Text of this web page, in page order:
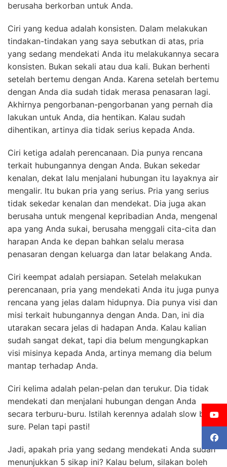
berusaha berkorban untuk Anda.
Ciri yang kedua adalah konsisten. Dalam melakukan
tindakan-tindakan yang saya sebutkan di atas, pria
yang sedang mendekati Anda itu melakukannya secara
konsisten. Bukan sekali atau dua kali. Bukan berhenti
setelah bertemu dengan Anda. Karena setelah bertemu
dengan Anda dia sudah tidak merasa penasaran lagi.
Akhirnya pengorbanan-pengorbanan yang pernah dia
lakukan untuk Anda, dia hentikan. Kalau sudah
dihentikan, artinya dia tidak serius kepada Anda.
Ciri ketiga adalah perencanaan. Dia punya rencana
terkait hubungannya dengan Anda. Bukan sekedar
kenalan, dekat lalu menjalani hubungan itu layaknya air
mengalir. Itu bukan pria yang serius. Pria yang serius
tidak sekedar kenalan dan mendekat. Dia juga akan
berusaha untuk mengenal kepribadian Anda, mengenal
apa yang Anda sukai, berusaha menggali cita-cita dan
harapan Anda ke depan bahkan selalu merasa
penasaran dengan keluarga dan latar belakang Anda.
Ciri keempat adalah persiapan. Setelah melakukan
perencanaan, pria yang mendekati Anda itu juga punya
rencana yang jelas dalam hidupnya. Dia punya visi dan
misi terkait hubungannya dengan Anda. Dan, ini dia
utarakan secara jelas di hadapan Anda. Kalau kalian
sudah sangat dekat, tapi dia belum mengungkapkan
visi misinya kepada Anda, artinya memang dia belum
mantap terhadap Anda.
Ciri kelima adalah pelan-pelan dan terukur. Dia tidak
mendekati dan menjalani hubungan dengan Anda
secara terburu-buru. Istilah kerennya adalah slow but
sure. Pelan tapi pasti!
Jadi, apakah pria yang sedang mendekati Anda sudah
menunjukkan 5 sikap ini? Kalau belum, silakan boleh